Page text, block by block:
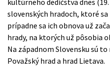
kultúrneho dedičstva dnes
slovenských hradoch, ktoré
prípadne sa ich obnova už
hrady, na ktorých už pôsobia
Na západnom Slovensku sú
Považský hrad a hrad Lietava.